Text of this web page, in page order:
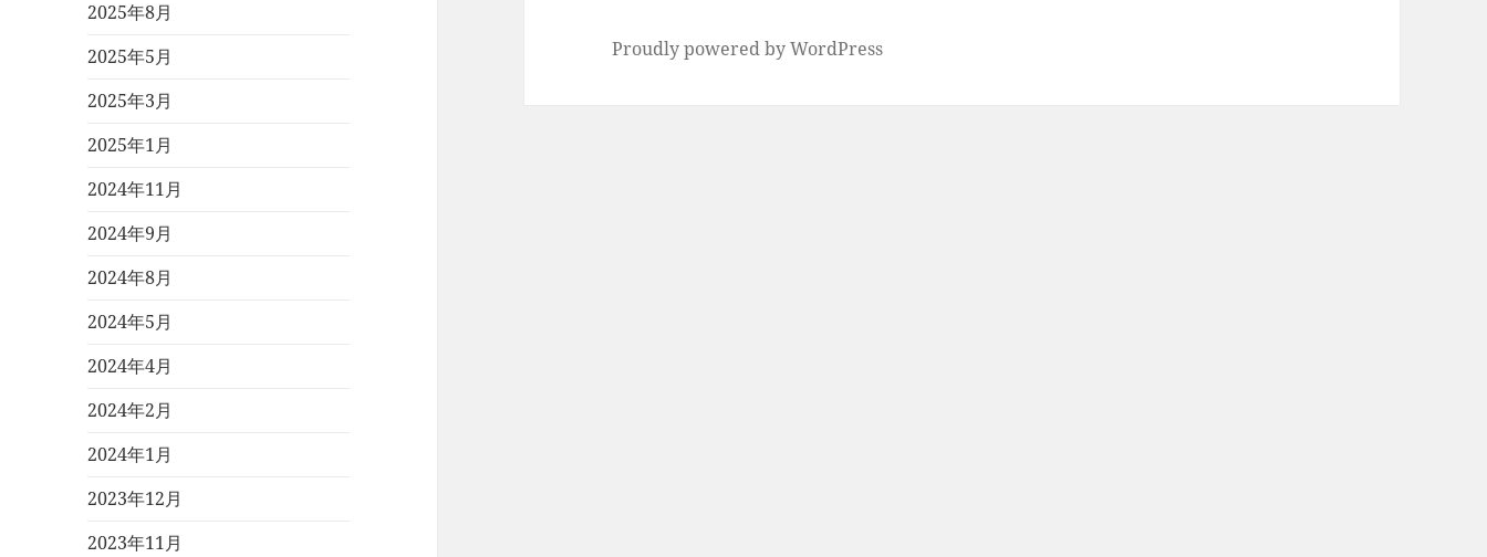
2025年8月
2025年5月
2025年3月
2025年1月
2024年11月
2024年9月
2024年8月
2024年5月
2024年4月
2024年2月
2024年1月
2023年12月
2023年11月
Proudly powered by WordPress